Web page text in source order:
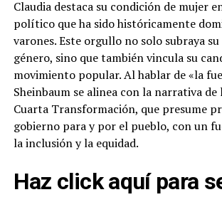
Claudia destaca su condición de mujer
político que ha sido históricamente
varones. Este orgullo no solo subraya
género, sino que también vincula su
movimiento popular. Al hablar de «la
Sheinbaum se alinea con la narrativa
Cuarta Transformación, que presume
gobierno para y por el pueblo, con un
la inclusión y la equidad.
Haz click aquí para